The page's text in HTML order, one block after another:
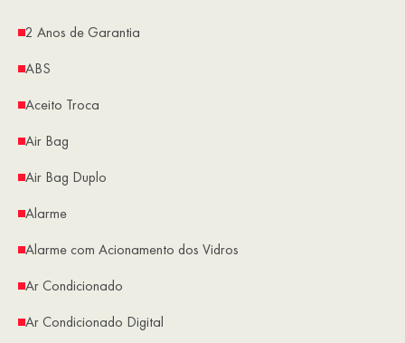
2 Anos de Garantia
ABS
Aceito Troca
Air Bag
Air Bag Duplo
Alarme
Alarme com Acionamento dos Vidros
Ar Condicionado
Ar Condicionado Digital